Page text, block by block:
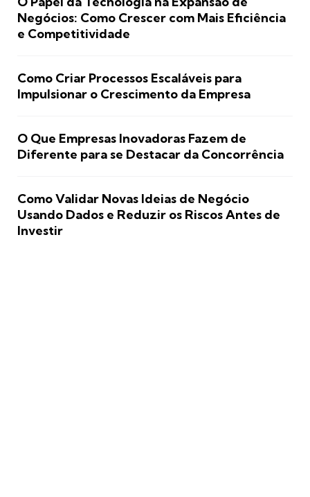
Negócios: Como Crescer com Mais Eficiência
e Competitividade
Como Criar Processos Escaláveis para
Impulsionar o Crescimento da Empresa
O Que Empresas Inovadoras Fazem de
Diferente para se Destacar da Concorrência
Como Validar Novas Ideias de Negócio
Usando Dados e Reduzir os Riscos Antes de
Investir